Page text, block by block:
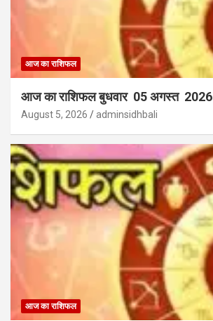
आज का राशिफल
आज का राशिफल बुधवार 05 अगस्त 2026
August 5, 2026 adminsidhbali
आज का राशिफल